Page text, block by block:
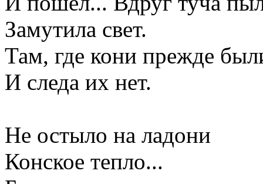
Замутила свет.
Там, где кони прежде
И следа их нет.
Не остыло на ладони
Конское тепло...